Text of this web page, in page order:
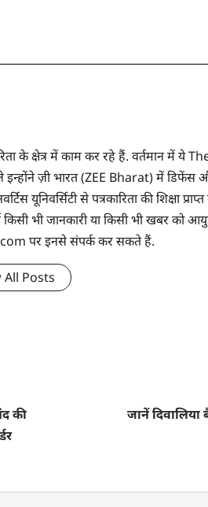
के क्षेत्र में काम कर रहे हैं. वर्तमान में
इन्होंने ज़ी भारत (ZEE Bharat) में
यूनिवर्सिटी से पत्रकारिता की शिक्षा
भी जानकारी या किसी भी खबर को
पर इनसे संपर्क कर सकते हैं.
All Posts
की
जानें